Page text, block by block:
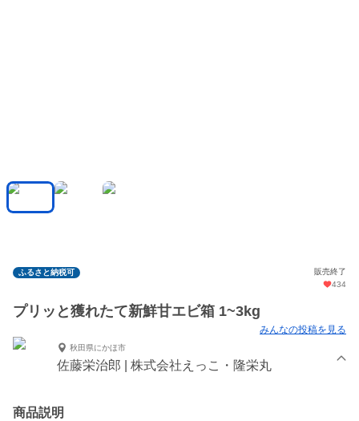
ふるさと納税可
販売終了
434
プリッと獲れたて新鮮甘エビ箱 1~3kg
みんなの投稿を見る
秋田県にかほ市
佐藤栄治郎 | 株式会社えっこ・隆栄丸
商品説明